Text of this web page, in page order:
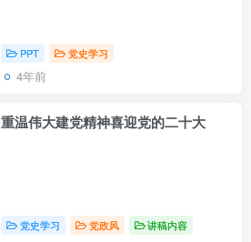
PPT 党史学习
4年前
重温伟大建党精神喜迎党的二十大
党史学习 党政风 讲稿内容